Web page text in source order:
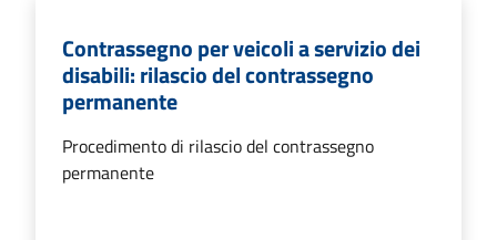
Contrassegno per veicoli a servizio dei
disabili: rilascio del contrassegno
permanente
Procedimento di rilascio del contrassegno
permanente